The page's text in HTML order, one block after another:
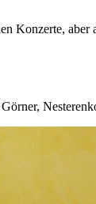
Konzerte,